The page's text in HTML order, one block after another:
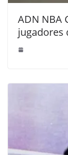
ADN NBA
jugadores